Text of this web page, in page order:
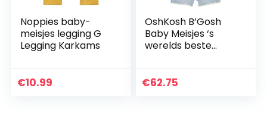
Noppies baby-
meisjes legging G
Legging Karkams
€10.99
OshKosh B’Gosh
Baby Meisjes ‘s
werelds beste
€62.75